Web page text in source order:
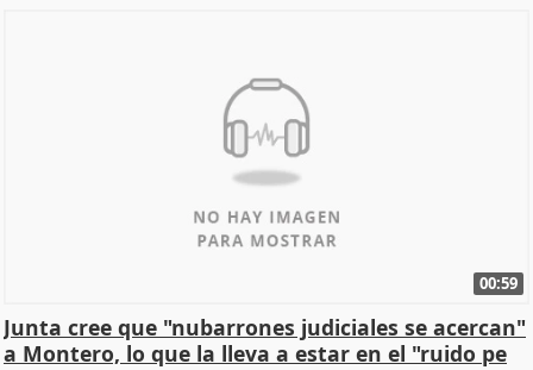
00:59
Junta cree que "nubarrones judiciales se acercan"
a Montero, lo que la lleva a estar en el "ruido pe